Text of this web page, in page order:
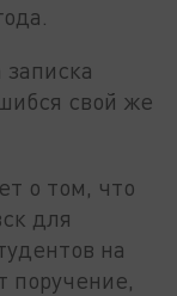
свой же
о том, что
для
на
поручение,